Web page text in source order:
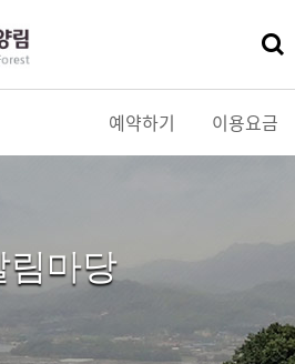
예약하기 이용요금
림마당